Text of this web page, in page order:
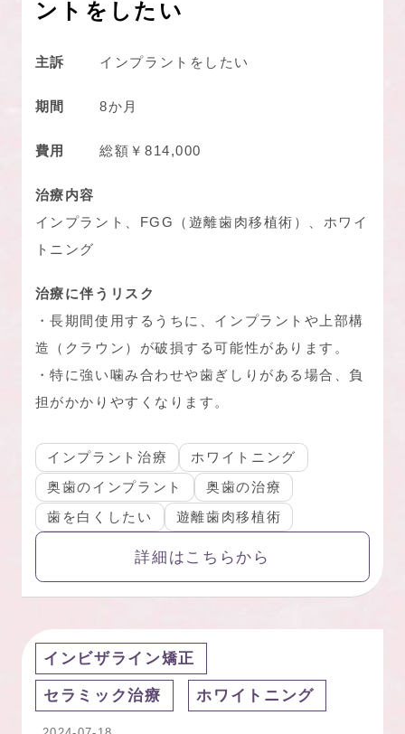
ントをしたい
主訴 インプラントをしたい
期間 8か月
費用 総額￥814,000
治療内容
インプラント、FGG（遊離歯肉移植術）、ホワイ
トニング
治療に伴うリスク
・長期間使用するうちに、インプラントや上部構
造（クラウン）が破損する可能性があります。
・特に強い噛み合わせや歯ぎしりがある場合、負
担がかかりやすくなります。
インプラント治療
ホワイトニング
奥歯のインプラント
奥歯の治療
歯を白くしたい
遊離歯肉移植術
詳細はこちらから
インビザライン矯正
セラミック治療 ホワイトニング